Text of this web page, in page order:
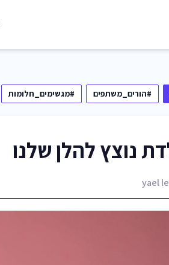
#הורים_משתפים #מגשימים_חלומות
נוצץ להלן שלנו
yael